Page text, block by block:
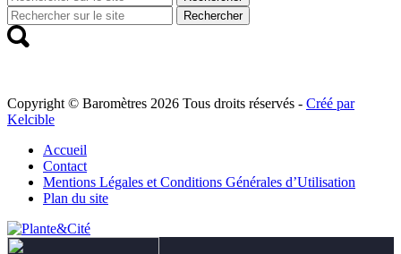
pour
Recherche
pour
Rechercher
Copyright © Baromètres 2026 Tous droits réservés - Créé par
Kelcible
Accueil
Contact
Mentions Légales et Conditions Générales d’Utilisation
Plan du site